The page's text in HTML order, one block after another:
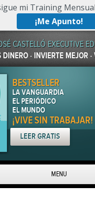
mi Training
¡Me Apunto!
CASTELLÓ EXECUTIVE
· INVIERTE MEJOR
BESTSELLER
LA VANGUARDIA
EL PERIÓDICO
EL MUNDO
¡VIVE SIN TRABAJAR!
LEER GRATIS
MENU
Skip to